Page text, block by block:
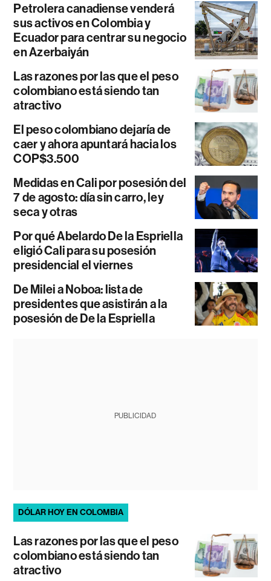
Petrolera canadiense venderá
sus activos en Colombia y
Ecuador para centrar su negocio
en Azerbaiyán
Las razones por las que el peso
colombiano está siendo tan
atractivo
El peso colombiano dejaría de
caer y ahora apuntará hacia los
COP$3.500
Medidas en Cali por posesión del
7 de agosto: día sin carro, ley
seca y otras
Por qué Abelardo De la Espriella
eligió Cali para su posesión
presidencial el viernes
De Milei a Noboa: lista de
presidentes que asistirán a la
posesión de De la Espriella
PUBLICIDAD
DÓLAR HOY EN COLOMBIA
Las razones por las que el peso
colombiano está siendo tan
atractivo